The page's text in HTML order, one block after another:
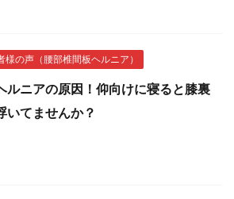
様の声（腰部椎間板ヘルニア）
ルニアの原因！仰向けに寝ると膝裏
いてませんか？